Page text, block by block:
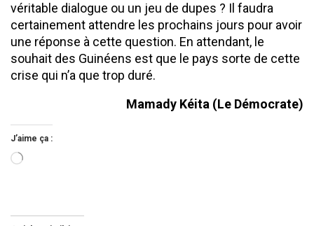
véritable dialogue ou un jeu de dupes ? Il faudra
certainement attendre les prochains jours pour avoir
une réponse à cette question. En attendant, le
souhait des Guinéens est que le pays sorte de cette
crise qui n’a que trop duré.
Mamady Kéita (Le Démocrate)
J’aime ça :
Chargement…